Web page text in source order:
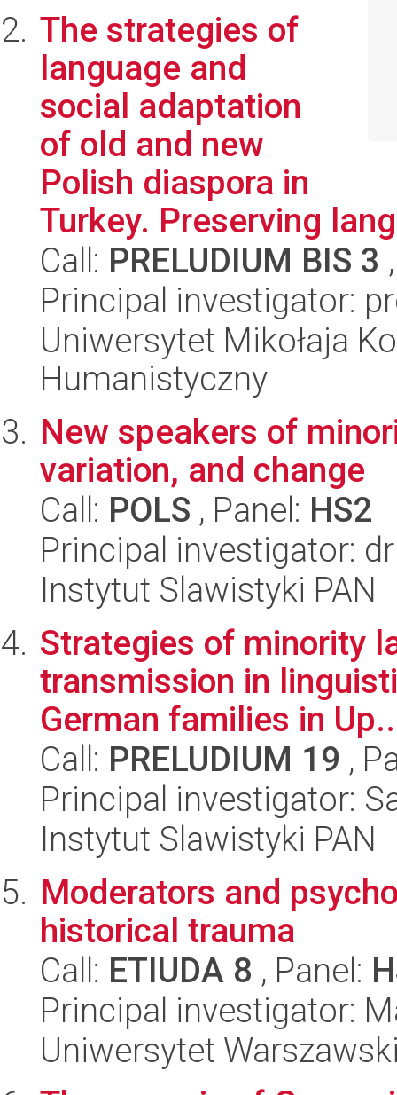
The strategies of
language and
social adaptation
of old and new
Polish diaspora in
Turkey. Preserving
Call: PRELUDIUM BIS 3
Principal investigator:
Uniwersytet Mikołaja
Humanistyczny
New speakers of
variation, and change
Call: POLS , Panel: HS2
Principal investigator:
Instytut Slawistyki PAN
Strategies of minority
transmission in
German families in
Call: PRELUDIUM 19 ,
Principal investigator:
Instytut Slawistyki PAN
Moderators and
historical trauma
Call: ETIUDA 8 , Panel:
Principal investigator:
Uniwersytet